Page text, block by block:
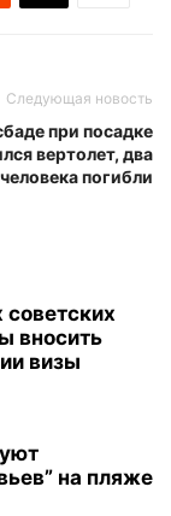
Следующая новость
при посадке
вертолет, два
человека погибли
вносить
визы
на пляже